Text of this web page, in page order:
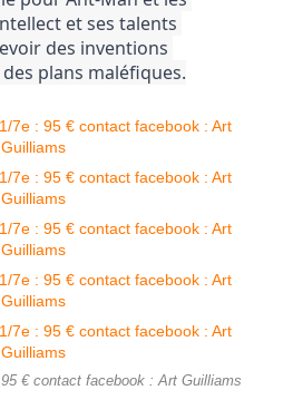
et ses talents
des inventions
plans maléfiques.
€ contact facebook : Art Guilliams